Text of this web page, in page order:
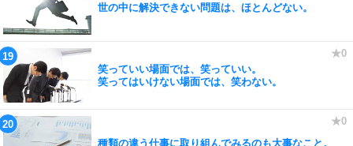
世の中に解決できない問題は、ほとんどない。
笑っていい場面では、笑っていい。
笑ってはいけない場面では、笑わない。
種類の違う仕事に取り組んでみるのも大事なこと。